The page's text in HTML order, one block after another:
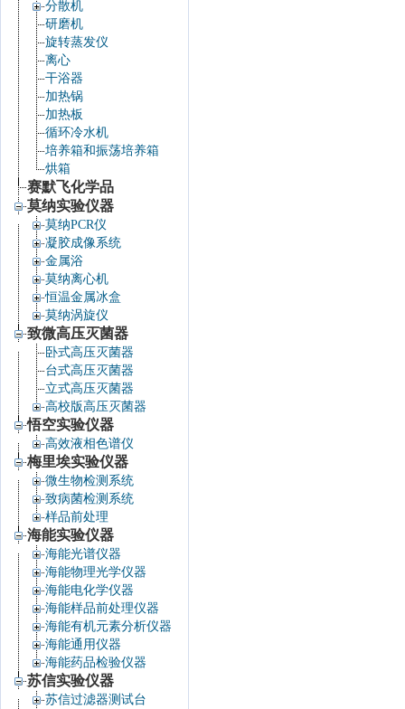
分散机
研磨机
旋转蒸发仪
离心
干浴器
加热锅
加热板
循环冷水机
培养箱和振荡培养箱
烘箱
赛默飞化学品
莫纳实验仪器
莫纳PCR仪
凝胶成像系统
金属浴
莫纳离心机
恒温金属冰盒
莫纳涡旋仪
致微高压灭菌器
卧式高压灭菌器
台式高压灭菌器
立式高压灭菌器
高校版高压灭菌器
悟空实验仪器
高效液相色谱仪
梅里埃实验仪器
微生物检测系统
致病菌检测系统
样品前处理
海能实验仪器
海能光谱仪器
海能物理光学仪器
海能电化学仪器
海能样品前处理仪器
海能有机元素分析仪器
海能通用仪器
海能药品检验仪器
苏信实验仪器
苏信过滤器测试台